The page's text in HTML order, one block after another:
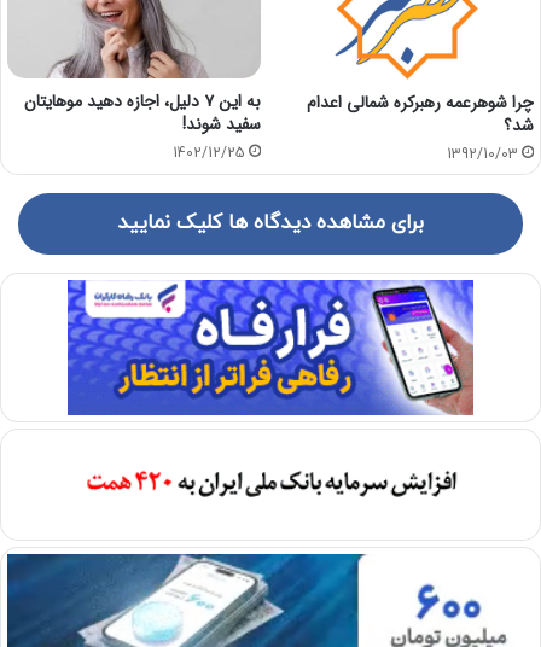
چرا شوهرعمه رهبرکره شمالی اعدام
شد؟
1392/10/03
به این ۷ دلیل، اجازه دهید موهایتان
سفید شوند!
1402/12/25
برای مشاهده دیدگاه ها کلیک نمایید